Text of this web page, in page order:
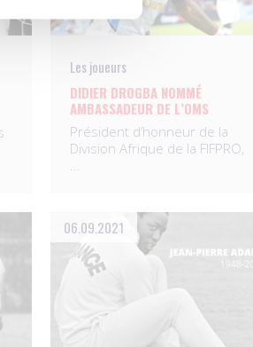
Les joueurs
DIDIER DROGBA NOMMÉ
AMBASSADEUR DE L’OMS
Président d’honneur de la
Division Afrique de la FIFPRO,
06.09.2021